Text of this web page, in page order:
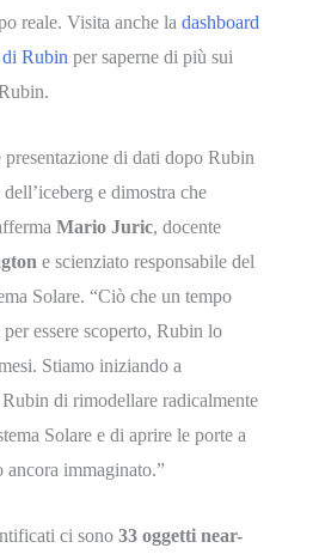
reale. Visita anche la dashboard
di Rubin per saperne di più sui
di dati dopo Rubin
e dimostra che
Mario Juric, docente
e scienziato responsabile del
Solare. “Ciò che un tempo
essere scoperto, Rubin lo
Stiamo iniziando a
di rimodellare radicalmente
Solare e di aprire le porte a
ancora immaginato.”
ci sono 33 oggetti near-